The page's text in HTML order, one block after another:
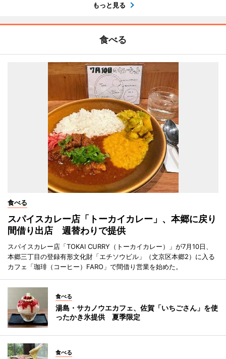
もっと見る
食べる
食べる
スパイスカレー店「トーカイカレー」、本郷に戻り
間借り出店 週替わりで提供
スパイスカレー店「TOKAI CURRY（トーカイカレー）」が7月10日、
本郷三丁目の登録有形文化財「エチソウビル」（文京区本郷2）に入る
カフェ「珈琲（コーヒー）FARO」で間借り営業を始めた。
食べる
湯島・サカノウエカフェ、佐賀「いちごさん」を使
ったかき氷提供 夏季限定
食べる